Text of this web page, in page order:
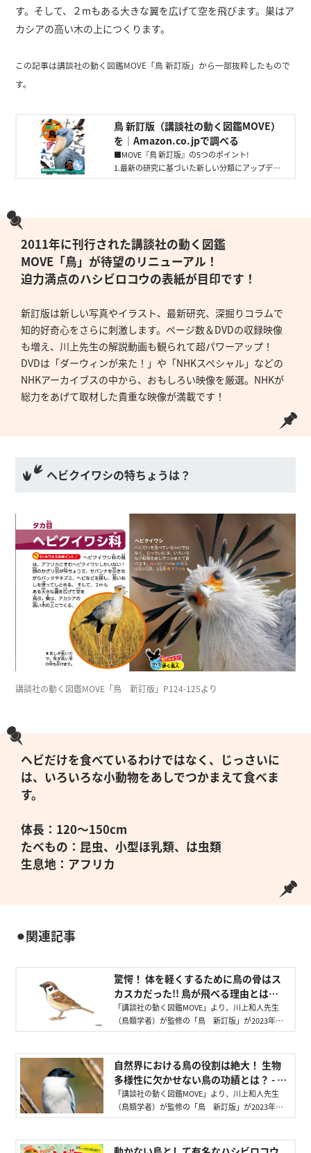
す。そして、２mもある大きな翼を広げて空を飛びます。巣はア
カシアの高い木の上につくります。
この記事は講談社の動く図鑑MOVE「鳥 新訂版」から一部抜粋したもので
す。
鳥 新訂版（講談社の動く図鑑MOVE）
を｜Amazon.co.jpで調べる
■MOVE『鳥 新訂版』の5つのポイント!
1.最新の研究に基づいた新しい分類にアップデー
5.NHKの貴重な映像DVD
2011年に刊行された講談社の動く図鑑
MOVE「鳥」が待望のリニューアル！
迫力満点のハシビロコウの表紙が目印です！
新訂版は新しい写真やイラスト、最新研究、深掘りコラムで
知的好奇心をさらに刺激します。ページ数＆DVDの収録映像
も増え、川上先生の解説動画も観られて超パワーアップ！
DVDは「ダーウィンが来た！」や「NHKスペシャル」などの
NHKアーカイブスの中から、おもしろい映像を厳選。NHKが
総力をあげて取材した貴重な映像が満載です！
ヘビクイワシの特ちょうは？
講談社の動く図鑑MOVE「鳥 新訂版」P124-125より
ヘビだけを食べているわけではなく、じっさいに
は、いろいろな小動物をあしでつかまえて食べま
す。
体長：120～150cm
たべもの：昆虫、小型ほ乳類、は虫類
生息地：アフリカ
⚫︎関連記事
驚愕！ 体を軽くするために鳥の骨はス
カスカだった!! 鳥が飛べる理由とは？ -
講談社の動く図鑑MOVE｜講談社
「講談社の動く図鑑MOVE」より、川上和人先生
（鳥類学者）が監修の「鳥 新訂版」が2023年11
自然界における鳥の役割は絶大！ 生物
多様性に欠かせない鳥の功績とは？ - 講
談社の動く図鑑MOVE｜講談社
「講談社の動く図鑑MOVE」より、川上和人先生
（鳥類学者）が監修の「鳥 新訂版」が2023年11